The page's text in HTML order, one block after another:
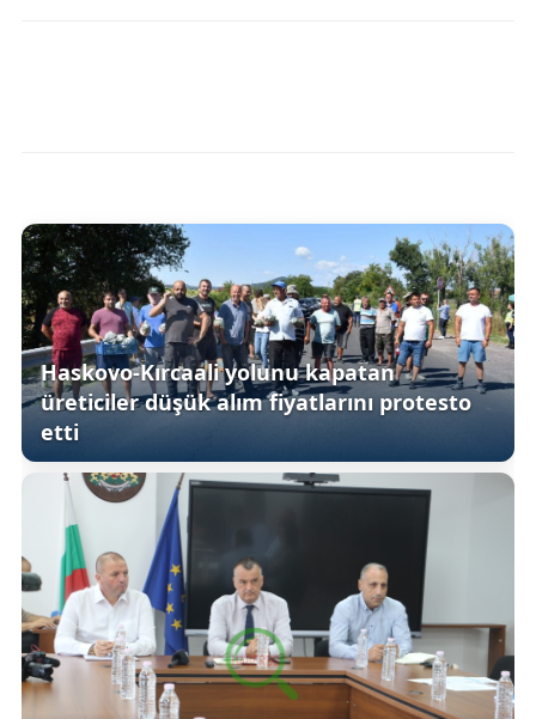
Haskovo-Kırcaali yolunu kapatan
üreticiler düşük alım fiyatlarını protesto
etti